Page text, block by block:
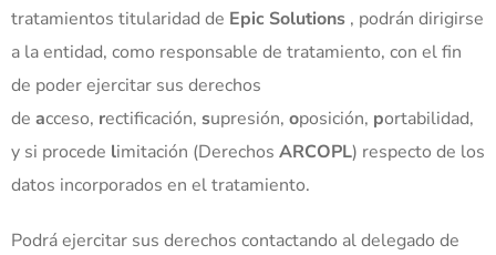
tratamientos titularidad de Epic Solutions , podrán dirigirse
a la entidad, como responsable de tratamiento, con el fin
de poder ejercitar sus derechos
de acceso, rectificación, supresión, oposición, portabilidad,
y si procede limitación (Derechos ARCOPL) respecto de los
datos incorporados en el tratamiento.
Podrá ejercitar sus derechos contactando al delegado de